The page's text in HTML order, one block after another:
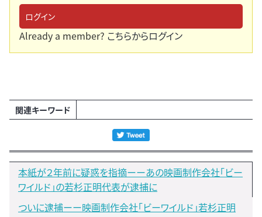
ログイン
Already a member? こちらからログイン
関連キーワード
本紙が２年前に疑惑を指摘ーーあの映画制作会社「ビー
ワイルド」の若杉正明代表が逮捕に
ついに逮捕ーー映画制作会社「ビーワイルド」若杉正明